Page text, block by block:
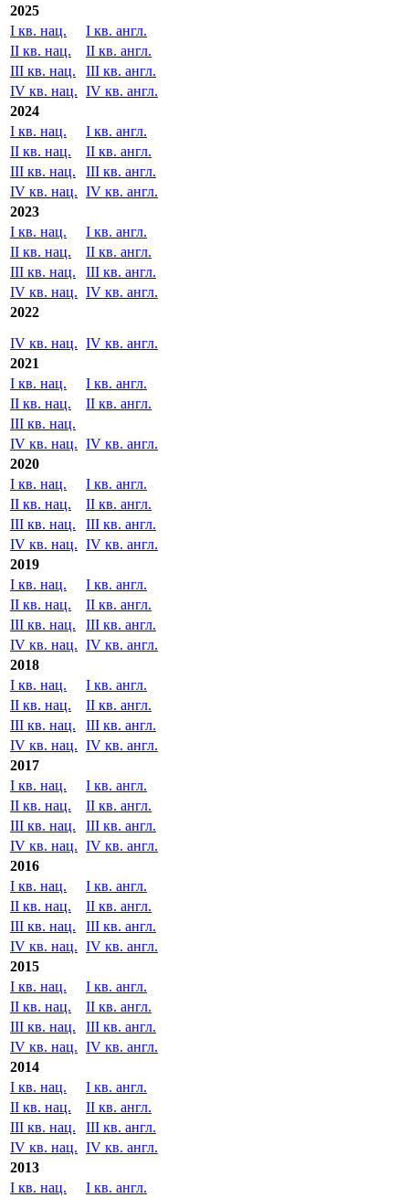
2025
I кв. нац.
I кв. англ.
II кв. нац.
II кв. англ.
III кв. нац.
III кв. англ.
IV кв. нац. IV кв. англ.
2024
I кв. нац.
I кв. англ.
II кв. нац.
II кв. англ.
III кв. нац.
III кв. англ.
IV кв. нац. IV кв. англ.
2023
I кв. нац.
I кв. англ.
II кв. нац.
II кв. англ.
III кв. нац.
III кв. англ.
IV кв. нац. IV кв. англ.
2022
IV кв. нац. IV кв. англ.
2021
I кв. нац.
I кв. англ.
II кв. нац.
II кв. англ.
III кв. нац.
IV кв. нац. IV кв. англ.
2020
I кв. нац.
I кв. англ.
II кв. нац.
II кв. англ.
III кв. нац.
III кв. англ.
IV кв. нац. IV кв. англ.
2019
I кв. нац.
I кв. англ.
II кв. нац.
II кв. англ.
III кв. нац.
III кв. англ.
IV кв. нац. IV кв. англ.
2018
I кв. нац.
I кв. англ.
II кв. нац.
II кв. англ.
III кв. нац.
III кв. англ.
IV кв. нац. IV кв. англ.
2017
I кв. нац.
I кв. англ.
II кв. нац.
II кв. англ.
III кв. нац.
III кв. англ.
IV кв. нац. IV кв. англ.
2016
I кв. нац.
I кв. англ.
II кв. нац.
II кв. англ.
III кв. нац.
III кв. англ.
IV кв. нац. IV кв. англ.
2015
I кв. нац.
I кв. англ.
II кв. нац.
II кв. англ.
III кв. нац.
III кв. англ.
IV кв. нац. IV кв. англ.
2014
I кв. нац.
I кв. англ.
II кв. нац.
II кв. англ.
III кв. нац.
III кв. англ.
IV кв. нац. IV кв. англ.
2013
I кв. нац.
I кв. англ.